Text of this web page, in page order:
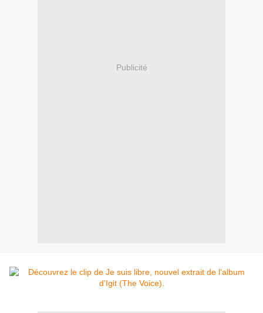
Publicité